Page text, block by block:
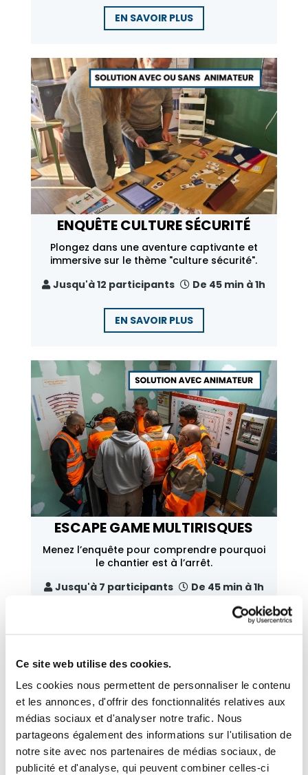
Ce site web utilise des cookies.
Les cookies nous permettent de personnaliser le contenu
et les annonces, d'offrir des fonctionnalités relatives aux
médias sociaux et d'analyser notre trafic. Nous
partageons également des informations sur l'utilisation de
notre site avec nos partenaires de médias sociaux, de
publicité et d'analyse, qui peuvent combiner celles-ci
EN SAVOIR PLUS
ENQUÊTE CULTURE SÉCURITÉ
Plongez dans une aventure captivante et
immersive sur le thème "culture sécurité".
Jusqu'à 12 participants
De 45 min à 1h
EN SAVOIR PLUS
ESCAPE GAME MULTIRISQUES
Menez l’enquête pour comprendre pourquoi
le chantier est à l’arrêt.
Jusqu'à 7 participants
De 45 min à 1h